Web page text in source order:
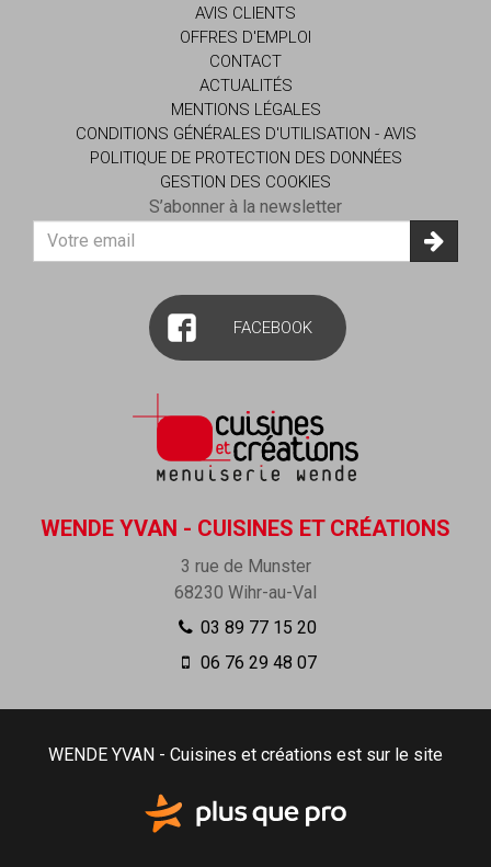
AVIS CLIENTS
OFFRES D'EMPLOI
CONTACT
ACTUALITÉS
MENTIONS LÉGALES
CONDITIONS GÉNÉRALES D'UTILISATION - AVIS
POLITIQUE DE PROTECTION DES DONNÉES
GESTION DES COOKIES
S’abonner à la newsletter
adresse
FACEBOOK
WENDE YVAN - CUISINES ET CRÉATIONS
3 rue de Munster
68230 Wihr-au-Val
03 89 77 15 20
06 76 29 48 07
WENDE YVAN - Cuisines et créations est sur le site